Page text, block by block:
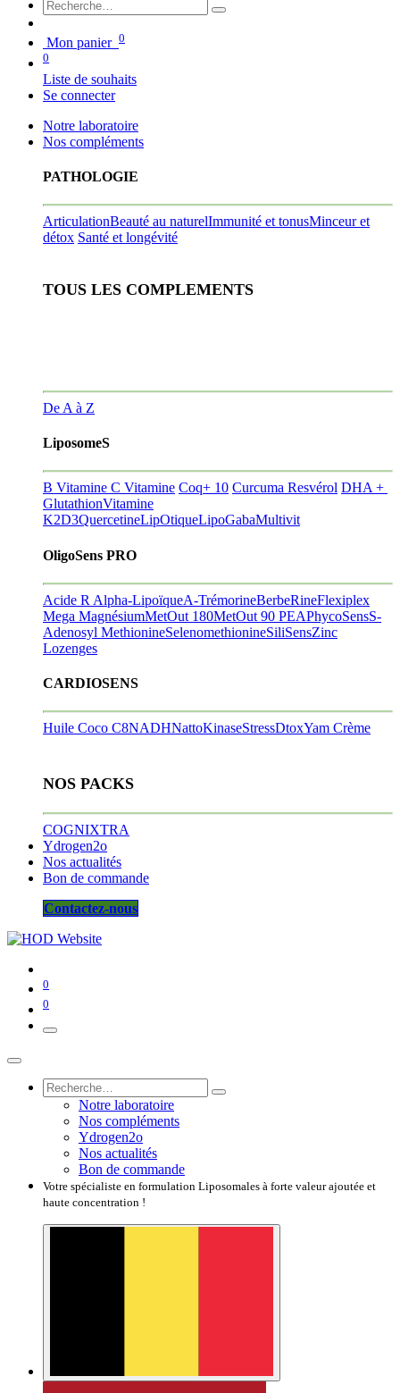
Mon panier 0
0
Liste de souhaits
Se connecter
Notre laboratoire
Nos compléments
PATHOLOGIE
ArticulationBeauté au naturelImmunité et tonusMinceur et
détox Santé et longévité
TOUS LES COMPLEMENTS
De A à Z
LiposomeS
B Vitamine C Vitamine Coq+ 10 Curcuma Resvérol DHA +
GlutathionVitamine
K2D3QuercetineLipOtiqueLipoGabaMultivit
OligoSens PRO
Acide R Alpha-LipoïqueA-TrémorineBerbeRineFlexiplex
Mega MagnésiumMetOut 180MetOut 90 PEAPhycoSensS-
Adenosyl MethionineSelenomethionineSiliSensZinc
Lozenges
CARDIOSENS
Huile Coco C8NADHNattoKinaseStressDtoxYam Crème
NOS PACKS
COGNIXTRA
Ydrogen2o
Nos actualités
Bon de commande
Contactez-nous
0
0
Notre laboratoire
Nos compléments
Ydrogen2o
Nos actualités
Bon de commande
Votre spécialiste en formulation Liposomales à forte valeur ajoutée et
haute concentration !